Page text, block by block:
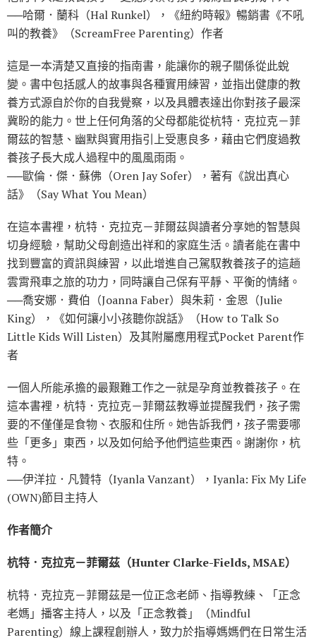
──哈爾．蘭科（Hal Runkel），《紐約時報》暢銷書《不吼
叫的教養》（ScreamFree Parenting）作者
這是一本清楚又直接的指南書，能讓你的親子關係從此蛻
變。書中包括感人的故事與各種實用練習，並指出健康的教
養方式源自於你的自我覺察，以及具體表達出你對孩子最深
冀盼的能力。世上任何角落的父母都能從杭特．克拉克－菲
爾茲的智慧、幽默與實用指引上受惠良多，藉由它們度過教
養孩子長大成人過程中的風風雨雨。
──歐倫．傑．蘇佛（Oren Jay Sofer），著有《說出真心
話》（Say What You Mean）
在這本書裡，杭特．克拉克－菲爾茲與讀者分享她的智慧與
切身經驗，幫助父母創造出祥和的家庭生活。讀者能在書中
找到豐富的資訊與練習，以此增進自己駕馭教養孩子的這趟
雲霄飛車之旅的功力，同時讓自己保有平靜、平衡的情緒。
──喬安娜．費伯（Joanna Faber）與朱莉．金恩（Julie
King），《如何讓小小孩聽你說話》（How to Talk So
Little Kids Will Listen）及其附屬應用程式Pocket Parent作
者
一個人所能承擔的最艱難工作之一就是孕育並教養孩子。在
這本書裡，杭特．克拉克－菲爾茲教導並提醒我們，孩子需
要的不僅僅是食物、衣服和住所。她告訴我們，孩子需要哪
些「更多」東西，以及如何給予他們這些東西。謝謝你，杭
特。
──伊洋拉．凡贊特（Iyanla Vanzant），Iyanla: Fix My Life
(OWN)節目主持人
作者簡介
杭特．克拉克－菲爾茲（Hunter Clarke-Fields, MSAE）
杭特．克拉克－菲爾茲是一位正念老師、指導教練、「正念
老媽」播客主持人，以及「正念教養」（Mindful
Parenting）線上課程創辦人，致力於指導媽媽們在日常生活